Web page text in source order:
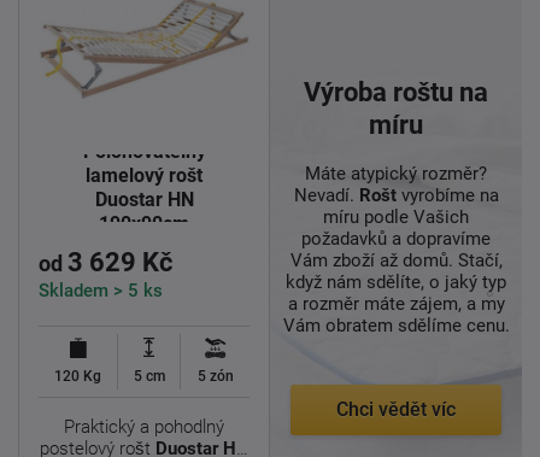
Polohovatelný
lamelový rošt
Duostar HN
190x90cm
od 3 629 Kč
Skladem > 5 ks
120 Kg 5 cm 5 zón
Praktický a pohodlný
postelový rošt Duostar HN
Výroba roštu na
míru
Máte atypický rozměr?
Nevadí. Roštvyrobíme na
míru podle Vašich
požadavků a dopravíme
Vám zboží až domů. Stačí,
když nám sdělíte, o jaký typ
a rozměr máte zájem, a my
Vám obratem sdělíme cenu.
Chci vědět víc